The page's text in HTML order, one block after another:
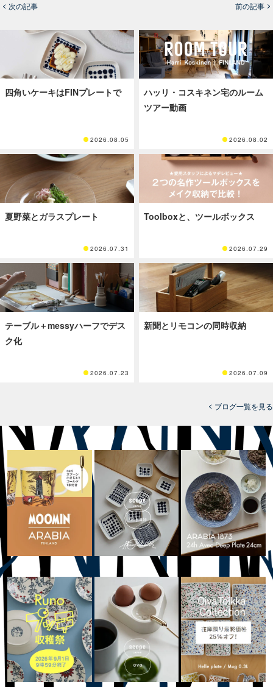
次の記事 前の記事
四角いケーキはFINプレートで
2026.08.05
ハッリ・コスキネン宅のルーム
ツアー動画
2026.08.02
夏野菜とガラスプレート
2026.07.31
Toolboxと、ツールボックス
2026.07.29
テーブル＋messyハーフでデス
ク化
2026.07.23
新聞とリモコンの同時収納
2026.07.09
ブログ一覧を見る